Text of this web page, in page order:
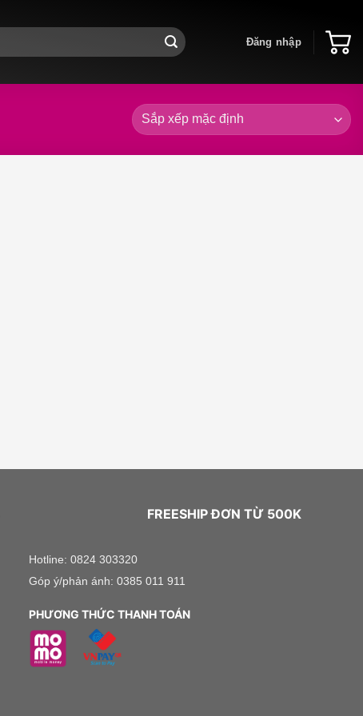
Đăng nhập
FREESHIP ĐƠN TỪ 500K
Hotline: 0824 303320
Góp ý/phản ánh: 0385 011 911
PHƯƠNG THỨC THANH TOÁN